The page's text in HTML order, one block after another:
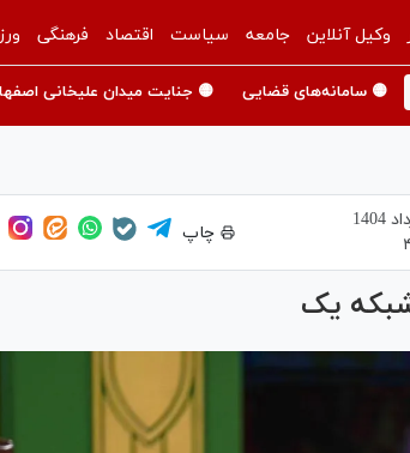
وکیل آنلاین جامعه سیاست اقتصاد فرهنگی
🟡 سامانه‌های قضایی 🟡 جنایت میدان علیخانی
چاپ
یک